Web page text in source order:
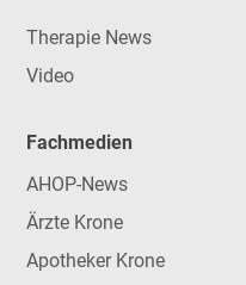
Therapie News
Video
Fachmedien
AHOP-News
Ärzte Krone
Apotheker Krone